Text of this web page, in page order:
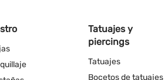
Tatuajes y
piercings
Tatuajes
Bocetos de tatuajes